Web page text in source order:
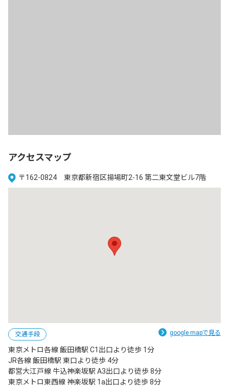
アクセスマップ
〒162-0824 東京都新宿区揚場町2-16 第二東文堂ビル7階
google mapで見る
交通手段
東京メトロ各線 飯田橋駅 C1出口より徒歩 1分
JR各線 飯田橋駅 東口より徒歩 4分
都営大江戸線 牛込神楽坂駅 A3出口より徒歩 8分
東京メトロ東西線 神楽坂駅 1a出口より徒歩 8分